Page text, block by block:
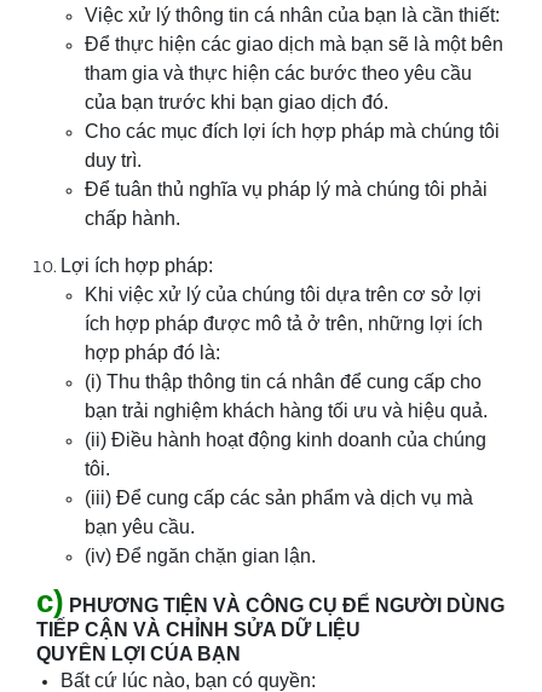
Việc xử lý thông tin cá nhân của bạn là cần thiết:
Để thực hiện các giao dịch mà bạn sẽ là một bên
tham gia và thực hiện các bước theo yêu cầu
của bạn trước khi bạn giao dịch đó.
Cho các mục đích lợi ích hợp pháp mà chúng tôi
duy trì.
Để tuân thủ nghĩa vụ pháp lý mà chúng tôi phải
chấp hành.
Lợi ích hợp pháp:
Khi việc xử lý của chúng tôi dựa trên cơ sở lợi
ích hợp pháp được mô tả ở trên, những lợi ích
hợp pháp đó là:
(i) Thu thập thông tin cá nhân để cung cấp cho
bạn trải nghiệm khách hàng tối ưu và hiệu quả.
(ii) Điều hành hoạt động kinh doanh của chúng
tôi.
(iii) Để cung cấp các sản phẩm và dịch vụ mà
bạn yêu cầu.
(iv) Để ngăn chặn gian lận.
c) PHƯƠNG TIỆN VÀ CÔNG CỤ ĐỂ NGƯỜI DÙNG
TIẾP CẬN VÀ CHỈNH SỬA DỮ LIỆU
QUYỀN LỢI CỦA BẠN
Bất cứ lúc nào, bạn có quyền: